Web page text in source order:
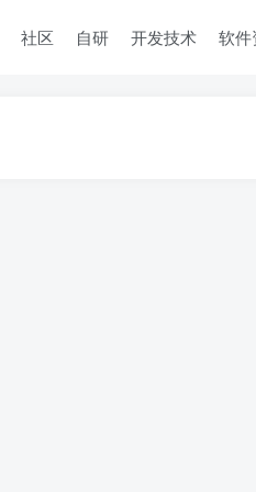
社区 自研 开发技术 软